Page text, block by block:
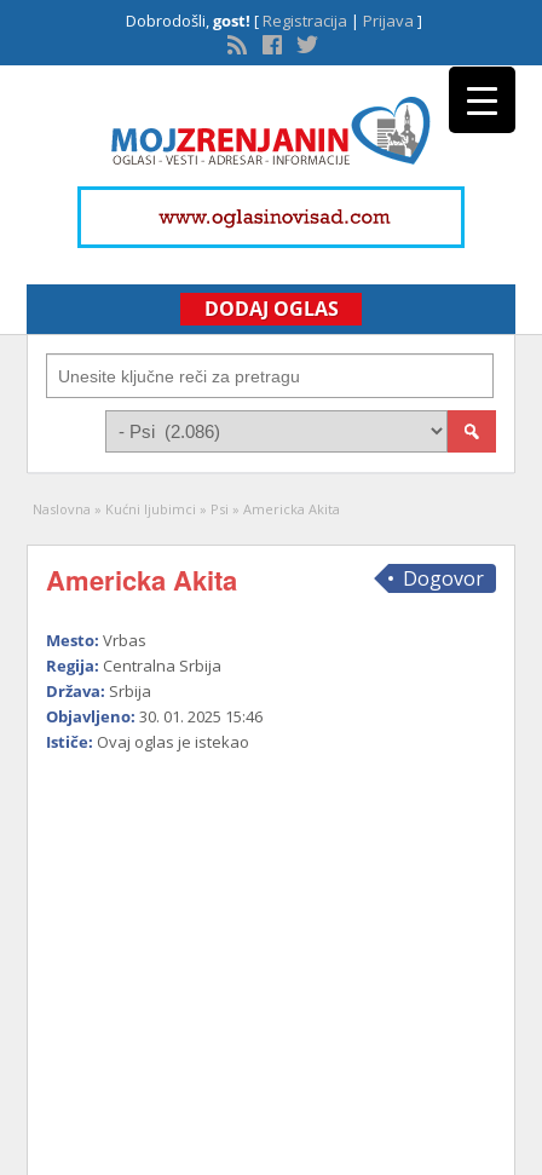
Dobrodošli,gost! [Registracija | Prijava ]
DODAJ OGLAS
Naslovna » Kućni ljubimci » Psi » Americka Akita
Dogovor
Americka Akita
Mesto: Vrbas
Regija: Centralna Srbija
Država: Srbija
Objavljeno: 30. 01. 2025 15:46
Ističe: Ovaj oglas je istekao